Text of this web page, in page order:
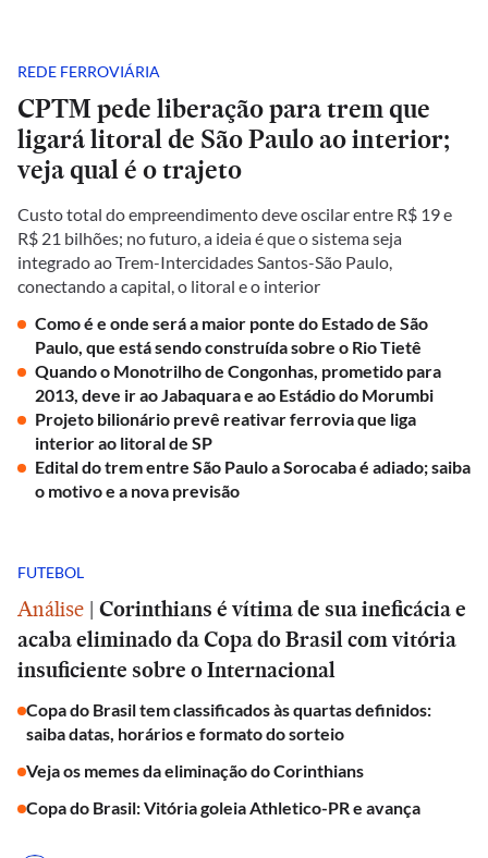
REDE FERROVIÁRIA
CPTM pede liberação para trem que
ligará litoral de São Paulo ao interior;
veja qual é o trajeto
Custo total do empreendimento deve oscilar entre R$ 19 e
R$ 21 bilhões; no futuro, a ideia é que o sistema seja
integrado ao Trem-Intercidades Santos-São Paulo,
conectando a capital, o litoral e o interior
Como é e onde será a maior ponte do Estado de São
Paulo, que está sendo construída sobre o Rio Tietê
Quando o Monotrilho de Congonhas, prometido para
2013, deve ir ao Jabaquara e ao Estádio do Morumbi
Projeto bilionário prevê reativar ferrovia que liga
interior ao litoral de SP
Edital do trem entre São Paulo a Sorocaba é adiado; saiba
o motivo e a nova previsão
FUTEBOL
Análise | Corinthians é vítima de sua ineficácia e
acaba eliminado da Copa do Brasil com vitória
insuficiente sobre o Internacional
Copa do Brasil tem classificados às quartas definidos:
saiba datas, horários e formato do sorteio
Veja os memes da eliminação do Corinthians
Copa do Brasil: Vitória goleia Athletico-PR e avança